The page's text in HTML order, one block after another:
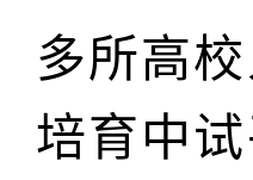
多所高
培育中